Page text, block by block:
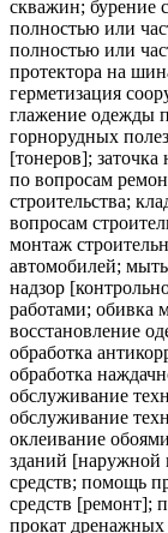
скважин; бурение
полностью или
полностью или
протектора на
герметизация
глажение одежды
горнорудных
[тонеров];
по вопросам
строительства;
вопросам
монтаж
автомобилей;
надзор
работами; обивка
восстановление
обработка
обработка
обслуживание
обслуживание
оклеивание
зданий [наружной
средств; помощь
средств [ремонт];
прокат